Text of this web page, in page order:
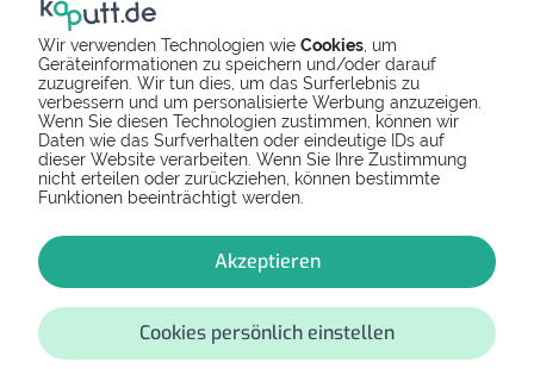
Wir verwenden Technologien wie Cookies , um
Geräteinformationen zu speichern und/oder darauf
zuzugreifen. Wir tun dies, um das Surferlebnis zu
verbessern und um personalisierte Werbung anzuzeigen.
Wenn Sie diesen Technologien zustimmen, können wir
Daten wie das Surfverhalten oder eindeutige IDs auf
dieser Website verarbeiten. Wenn Sie Ihre Zustimmung
nicht erteilen oder zurückziehen, können bestimmte
Funktionen beeinträchtigt werden.
Akzeptieren
Cookies persönlich einstellen
einen robusten Karton und wickel das kaputte Pixel 10a
in Luftpolsterfolie ein. Verpacke das Handy bzw. Tablet
so, dass es sich im Paket nicht mehr bewegen kann.
Stopfe dafür alle Lufträume mit Backpapier oder
anderen Materialien aus. Wir empfehlen, das Gerät in der
Originalverpackung zu verschicken. So sollte dein Pixel
10a garantiert sicher beim Versandreparateur
ankommen.
Was kostet die Pixel 10a Reparatur per Versand?
Der Preis der Einsendereparatur variiert stark vom
Defekt und Modell. Auf kaputt.de kannst du alle Preise
Sichere deine Daten, bevor du dein Pixel 10a per Post
versendest